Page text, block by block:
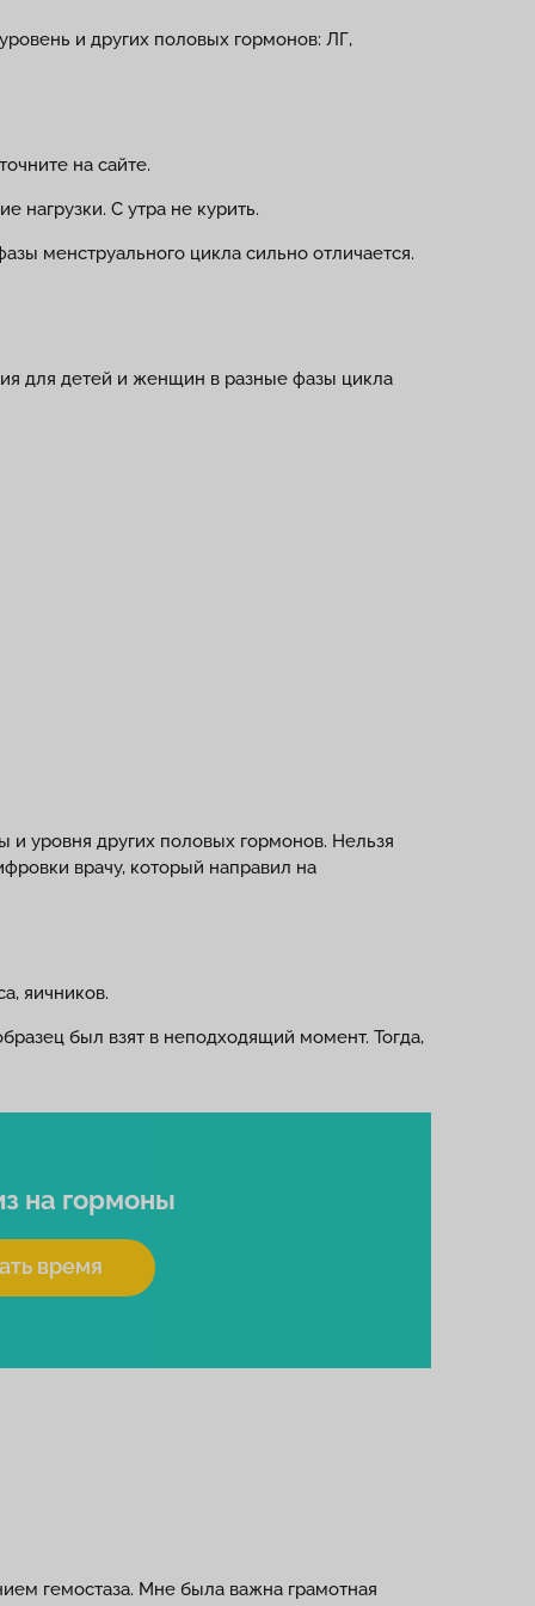
и других половых гормонов: ЛГ,
на сайте.
нагрузки. С утра не курить.
менструального цикла сильно отличается.
для детей и женщин в разные фазы цикла
уровня других половых гормонов. Нельзя
врачу, который направил на
яичников.
был взят в неподходящий момент. Тогда,
на гормоны
время
гемостаза. Мне была важна грамотная